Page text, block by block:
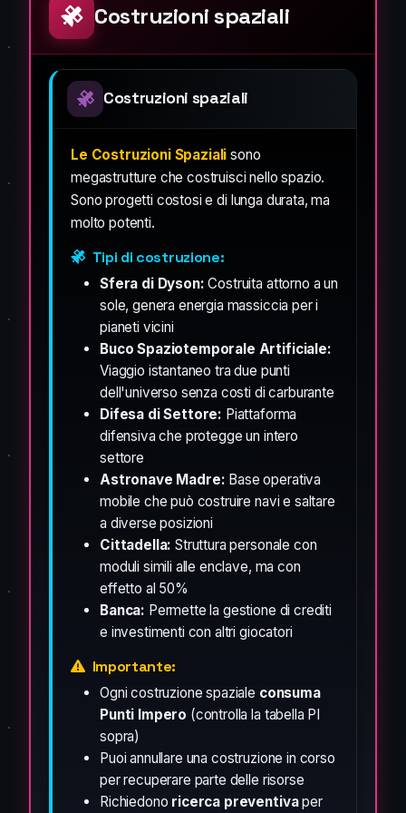
Costruzioni spaziali
Costruzioni spaziali
Le Costruzioni Spaziali sono
megastrutture che costruisci nello spazio.
Sono progetti costosi e di lunga durata, ma
molto potenti.
Tipi di costruzione:
Sfera di Dyson: Costruita attorno a un
sole, genera energia massiccia per i
pianeti vicini
Buco Spaziotemporale Artificiale:
Viaggio istantaneo tra due punti
dell'universo senza costi di carburante
Difesa di Settore: Piattaforma
difensiva che protegge un intero
settore
Astronave Madre: Base operativa
mobile che può costruire navi e saltare
a diverse posizioni
Cittadella: Struttura personale con
moduli simili alle enclave, ma con
effetto al 50%
Banca: Permette la gestione di crediti
e investimenti con altri giocatori
Importante:
Ogni costruzione spaziale consuma
Punti Impero (controlla la tabella PI
sopra)
Puoi annullare una costruzione in corso
per recuperare parte delle risorse
Richiedono ricerca preventivaper